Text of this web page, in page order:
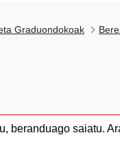
Graduondokoak
beranduago saiatu.